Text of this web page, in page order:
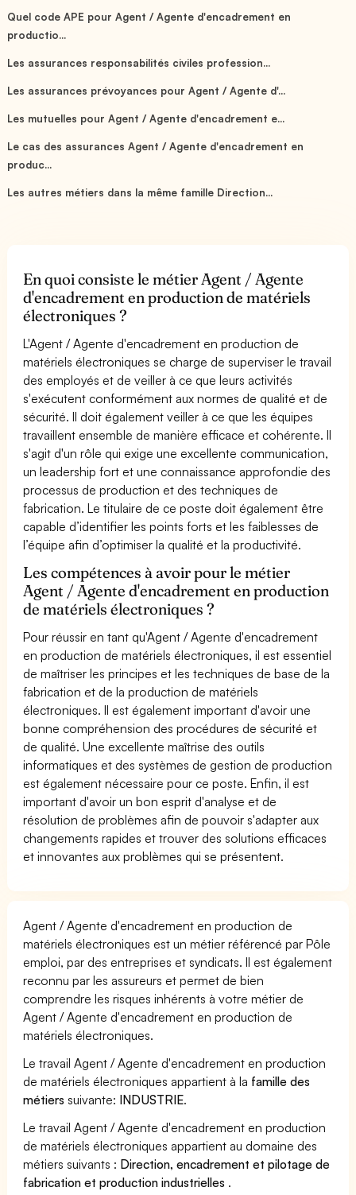
Quel code APE pour Agent / Agente d'encadrement en
productio...
Les assurances responsabilités civiles profession...
Les assurances prévoyances pour Agent / Agente d'...
Les mutuelles pour Agent / Agente d'encadrement e...
Le cas des assurances Agent / Agente d'encadrement en
produc...
Les autres métiers dans la même famille Direction...
En quoi consiste le métier Agent / Agente
d'encadrement en production de matériels
électroniques ?
L'Agent / Agente d'encadrement en production de
matériels électroniques se charge de superviser le travail
des employés et de veiller à ce que leurs activités
s'exécutent conformément aux normes de qualité et de
sécurité. Il doit également veiller à ce que les équipes
travaillent ensemble de manière efficace et cohérente. Il
s'agit d'un rôle qui exige une excellente communication,
un leadership fort et une connaissance approfondie des
processus de production et des techniques de
fabrication. Le titulaire de ce poste doit également être
capable d’identifier les points forts et les faiblesses de
l’équipe afin d’optimiser la qualité et la productivité.
Les compétences à avoir pour le métier
Agent / Agente d'encadrement en production
de matériels électroniques ?
Pour réussir en tant qu'Agent / Agente d'encadrement
en production de matériels électroniques, il est essentiel
de maîtriser les principes et les techniques de base de la
fabrication et de la production de matériels
électroniques. Il est également important d'avoir une
bonne compréhension des procédures de sécurité et
de qualité. Une excellente maîtrise des outils
informatiques et des systèmes de gestion de production
est également nécessaire pour ce poste. Enfin, il est
important d'avoir un bon esprit d'analyse et de
résolution de problèmes afin de pouvoir s'adapter aux
changements rapides et trouver des solutions efficaces
et innovantes aux problèmes qui se présentent.
Agent / Agente d'encadrement en production de
matériels électroniques est un métier référencé par Pôle
emploi, par des entreprises et syndicats. Il est également
reconnu par les assureurs et permet de bien
comprendre les risques inhérents à votre métier de
Agent / Agente d'encadrement en production de
matériels électroniques.
Le travail Agent / Agente d'encadrement en production
de matériels électroniques appartient à la famille des
métiers suivante: INDUSTRIE.
Le travail Agent / Agente d'encadrement en production
de matériels électroniques appartient au domaine des
métiers suivants : Direction, encadrement et pilotage de
fabrication et production industrielles .